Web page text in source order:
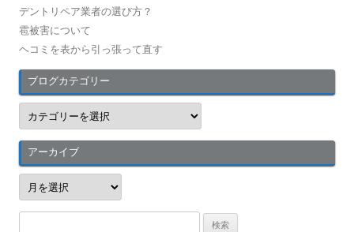
デントリペア業者の選び方？
雹被害について
ヘコミを表から引っ張って直す
ブログカテゴリー
ブ
ロ
グ
カ
テ
ゴ
リ
アーカイブ
ア
ー
カ
イ